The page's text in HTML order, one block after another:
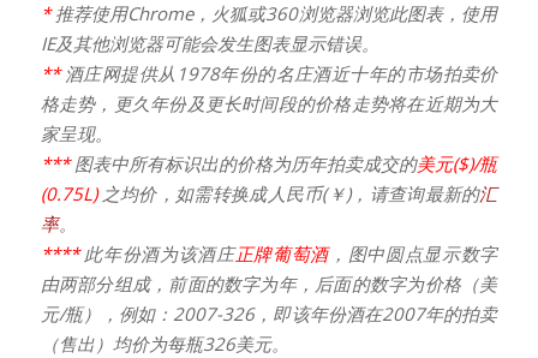
*推荐使用Chrome，火狐或360浏览器浏览此图表，使用
IE及其他浏览器可能会发生图表显示错误。
** 酒庄网提供从1978年份的名庄酒近十年的市场拍卖价
格走势，更久年份及更长时间段的价格走势将在近期为大
家呈现。
***图表中所有标识出的价格为历年拍卖成交的美元($)/瓶
(0.75L)之均价，如需转换成人民币(￥)，请查询最新的汇
率。
****此年份酒为该酒庄正牌葡萄酒，图中圆点显示数字
由两部分组成，前面的数字为年，后面的数字为价格（美
元/瓶），例如：2007-326，即该年份酒在2007年的拍卖
（售出）均价为每瓶326美元。